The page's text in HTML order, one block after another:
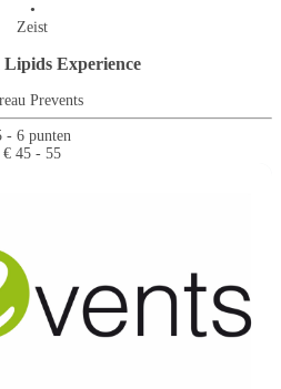
•
Zeist
Experience
Prevents
- 6 punten
€ 45 - 55